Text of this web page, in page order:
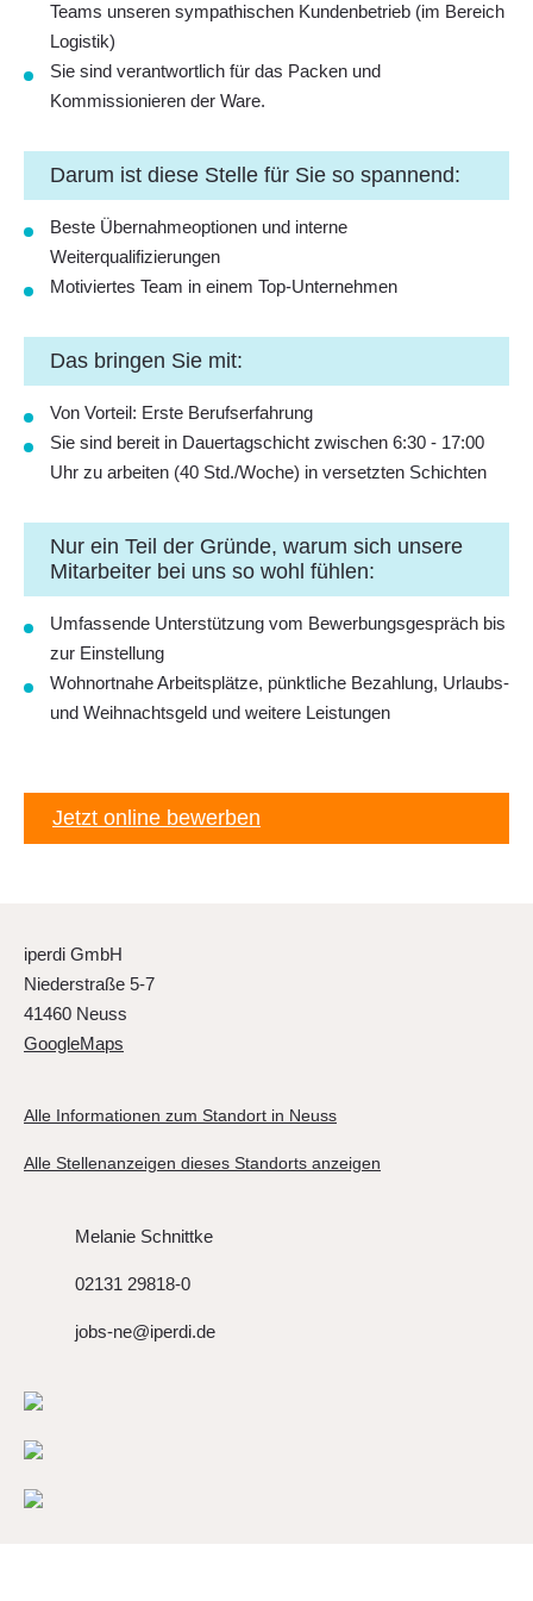
Teams unseren sympathischen Kundenbetrieb (im Bereich
Logistik)
Sie sind verantwortlich für das Packen und
Kommissionieren der Ware.
Darum ist diese Stelle für Sie so spannend:
Beste Übernahmeoptionen und interne
Weiterqualifizierungen
Motiviertes Team in einem Top-Unternehmen
Das bringen Sie mit:
Von Vorteil: Erste Berufserfahrung
Sie sind bereit in Dauertagschicht zwischen 6:30 - 17:00
Uhr zu arbeiten (40 Std./Woche) in versetzten Schichten
Nur ein Teil der Gründe, warum sich unsere
Mitarbeiter bei uns so wohl fühlen:
Umfassende Unterstützung vom Bewerbungsgespräch bis
zur Einstellung
Wohnortnahe Arbeitsplätze, pünktliche Bezahlung, Urlaubs-
und Weihnachtsgeld und weitere Leistungen
Jetzt online bewerben
iperdi GmbH
Niederstraße 5-7
41460 Neuss
GoogleMaps
Alle Informationen zum Standort in Neuss
Alle Stellenanzeigen dieses Standorts anzeigen
Melanie Schnittke
02131 29818-0
jobs-ne@iperdi.de